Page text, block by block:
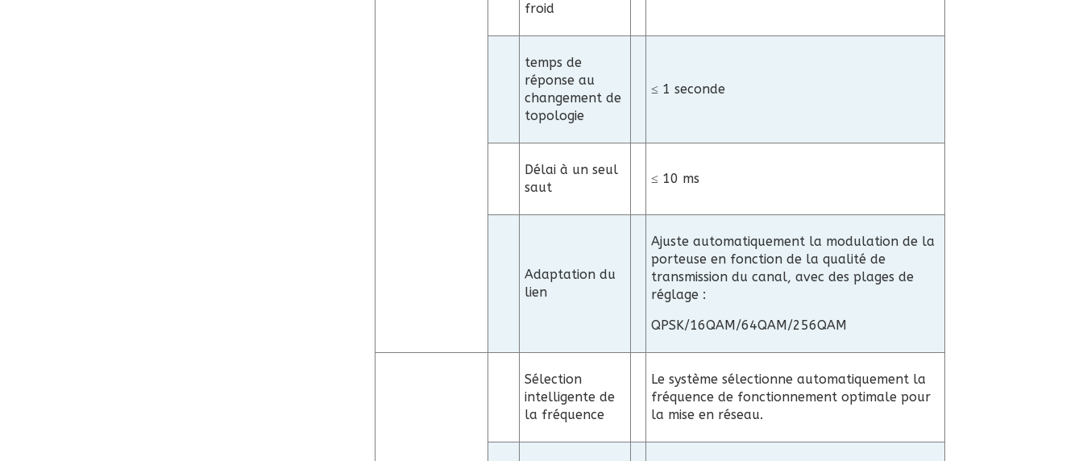
froid
temps de
réponse au
changement de
topologie
≤ 1 seconde
Délai à un seul
saut
≤ 10 ms
Adaptation du
lien
Ajuste automatiquement la modulation de la
porteuse en fonction de la qualité de
transmission du canal, avec des plages de
réglage :
QPSK/16QAM/64QAM/256QAM
Sélection
intelligente de
la fréquence
Le système sélectionne automatiquement la
fréquence de fonctionnement optimale pour
la mise en réseau.